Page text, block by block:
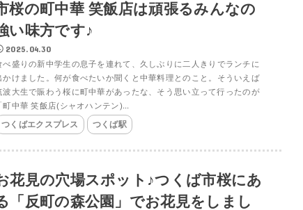
桜の町中華 笑飯店は頑張るみんなの
い味方です♪
2025.04.30
べ盛りの新中学生の息子を連れて、久しぶりに二人きりでランチに
かけました。何が食べたいか聞くと中華料理とのこと。そういえば
波大生で賑わう桜に町中華があったな、そう思い立って行ったのが
町中華 笑飯店(シャオハンテン)...
つくばエクスプレス つくば駅
花見の穴場スポット♪つくば市桜にあ
「反町の森公園」でお花見をしまし